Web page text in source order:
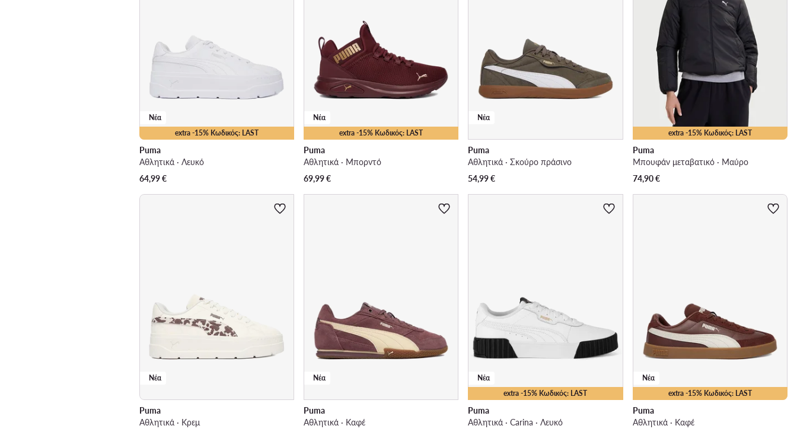
extra -15% Κωδικός: LAST
Νέα
Puma
Αθλητικά · Λευκό
64,99€
extra -15% Κωδικός: LAST
Νέα
Puma
Αθλητικά · Μπορντό
69,99€
Νέα
Puma
Αθλητικά · Σκούρο πράσινο
54,99€
extra -15% Κωδικός: LAST
Puma
Μπουφάν μεταβατικό · Μαύρο
74,90€
Νέα
Puma
Αθλητικά · Κρεμ
Νέα
Puma
Αθλητικά · Καφέ
extra -15% Κωδικός: LAST
Νέα
Puma
Αθλητικά · Carina · Λευκό
extra -15% Κωδικός: LAST
Νέα
Puma
Αθλητικά · Καφέ